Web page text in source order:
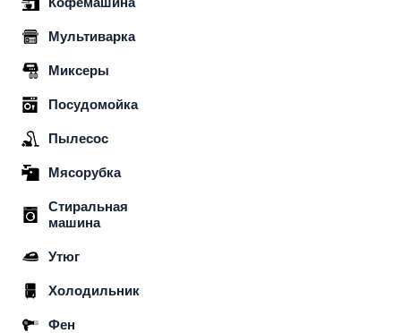
Мультиварка
Миксеры
Посудомойка
Пылесос
Мясорубка
Стиральная
машина
Утюг
Холодильник
Фен